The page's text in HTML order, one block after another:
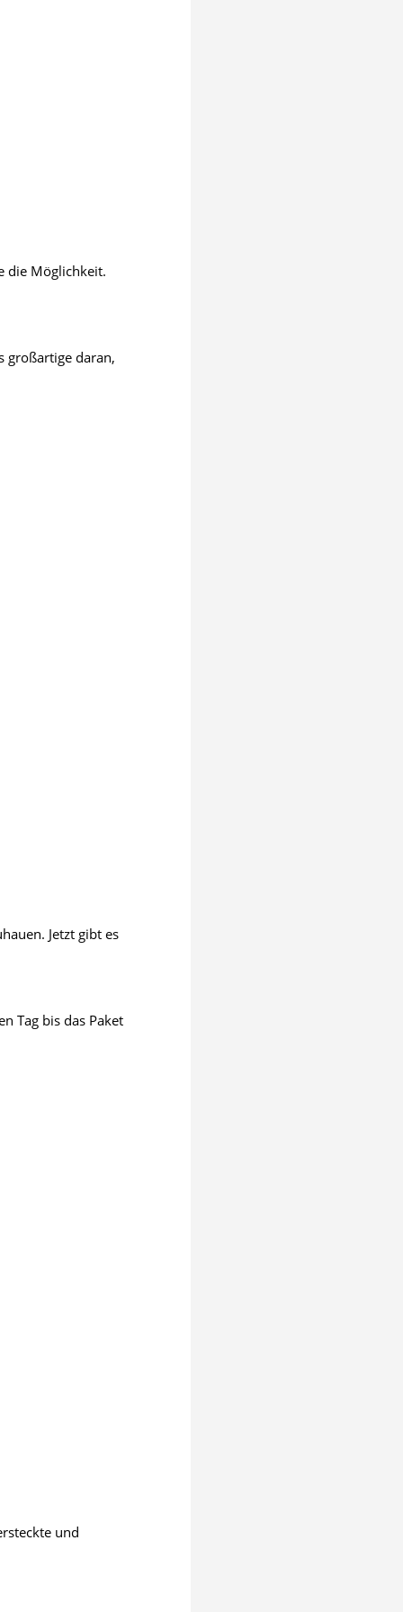
die Möglichkeit.
großartige daran,
Jetzt gibt es
Tag bis das Paket
und